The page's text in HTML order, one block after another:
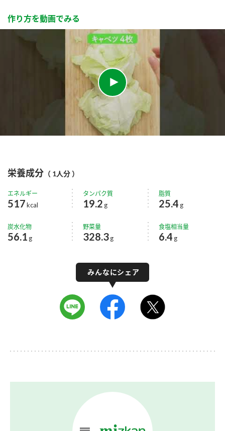
作り方を動画でみる
栄養成分 （ 1人分 ）
エネルギー
517kcal
タンパク質
19.2 g
脂質
25.4 g
炭水化物
56.1 g
野菜量
328.3g
食塩相当量
6.4 g